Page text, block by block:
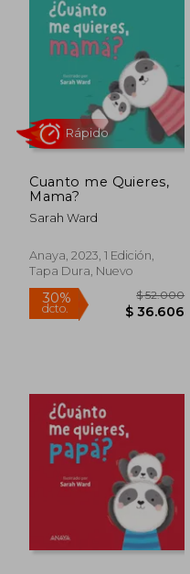
Cuanto me Quieres,
Mama?
Sarah Ward
Anaya, 2023, 1 Edición,
Tapa Dura, Nuevo
30%
dcto.
Rápido